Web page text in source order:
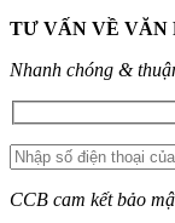
TƯ VẤN VỀ VĂN
Nhanh chóng &
CCB cam kết bảo